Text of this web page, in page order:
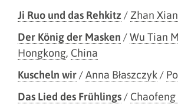
Ji Ruo und das Rehkitz / Zhan
Der König der Masken /Wu Tian
Hongkong, China
Kuscheln wir/Anna Błaszczyk /
Das Lied des Frühlings/ Chaofeng